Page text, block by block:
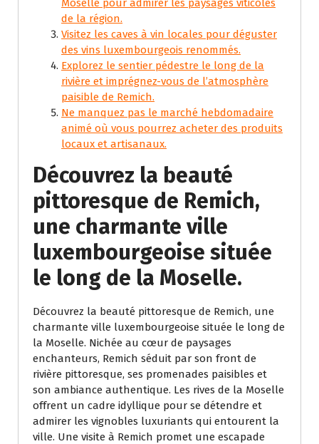
Moselle pour admirer les paysages viticoles
de la région.
Visitez les caves à vin locales pour déguster
des vins luxembourgeois renommés.
Explorez le sentier pédestre le long de la
rivière et imprégnez-vous de l’atmosphère
paisible de Remich.
Ne manquez pas le marché hebdomadaire
animé où vous pourrez acheter des produits
locaux et artisanaux.
Découvrez la beauté
pittoresque de Remich,
une charmante ville
luxembourgeoise située
le long de la Moselle.
Découvrez la beauté pittoresque de Remich, une
charmante ville luxembourgeoise située le long de
la Moselle. Nichée au cœur de paysages
enchanteurs, Remich séduit par son front de
rivière pittoresque, ses promenades paisibles et
son ambiance authentique. Les rives de la Moselle
offrent un cadre idyllique pour se détendre et
admirer les vignobles luxuriants qui entourent la
ville. Une visite à Remich promet une escapade